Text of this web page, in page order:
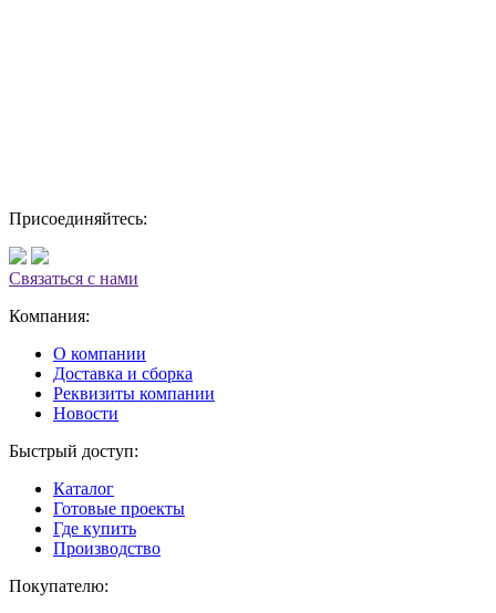
Присоединяйтесь:
Связаться с нами
Компания:
О компании
Доставка и сборка
Реквизиты компании
Новости
Быстрый доступ:
Каталог
Готовые проекты
Где купить
Производство
Покупателю: